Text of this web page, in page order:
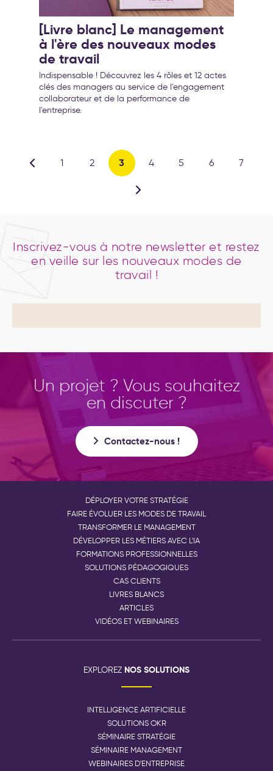
[Livre blanc] Le management
à l'ère des nouveaux modes
de travail
Indispensable ! Découvrez les 4 rôles et 12 actes
clés des managers au service de l'engagement
collaborateur et de la performance de
l'entreprise.
1 2 3 4 5 6 7
Inscrivez-vous à notre newsletter et restez
en veille sur les nouveaux modes de
travail !
Un projet ? Vous souhaitez
en discuter ?
Contactez-nous !
DÉPLOYER VOTRE STRATÉGIE
FAIRE ÉVOLUER LES MODES DE TRAVAIL
TRANSFORMER LE MANAGEMENT
DÉVELOPPER LES MÉTIERS AVEC L'IA
FORMATIONS PROFESSIONNELLES
SOLUTIONS PÉDAGOGIQUES
CAS CLIENTS
LIVRES BLANCS
ARTICLES
VIDÉOS ET WEBINAIRES
EXPLOREZ NOS SOLUTIONS
INTELLIGENCE ARTIFICIELLE
SOLUTIONS OKR
SÉMINAIRE STRATÉGIE
SÉMINAIRE MANAGEMENT
WEBINAIRES D'ENTREPRISE